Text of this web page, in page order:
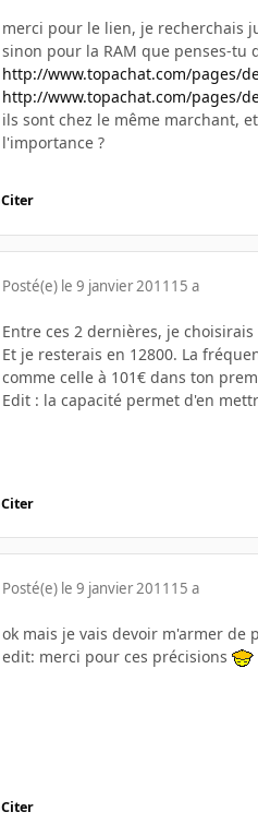
merci pour le lien, je recherchais
sinon pour la RAM que penses-tu
http://www.topachat.com/pages/
http://www.topachat.com/pages/
ils sont chez le même marchant,
l'importance ?
Citer
Posté(e) le 9 janvier 2011 15 a
Entre ces 2 dernières, je choisirais
Et je resterais en 12800. La
comme celle à 101€ dans ton
Edit : la capacité permet d'en
Citer
Posté(e) le 9 janvier 2011 15 a
ok mais je vais devoir m'armer de
edit: merci pour ces précisions
Citer